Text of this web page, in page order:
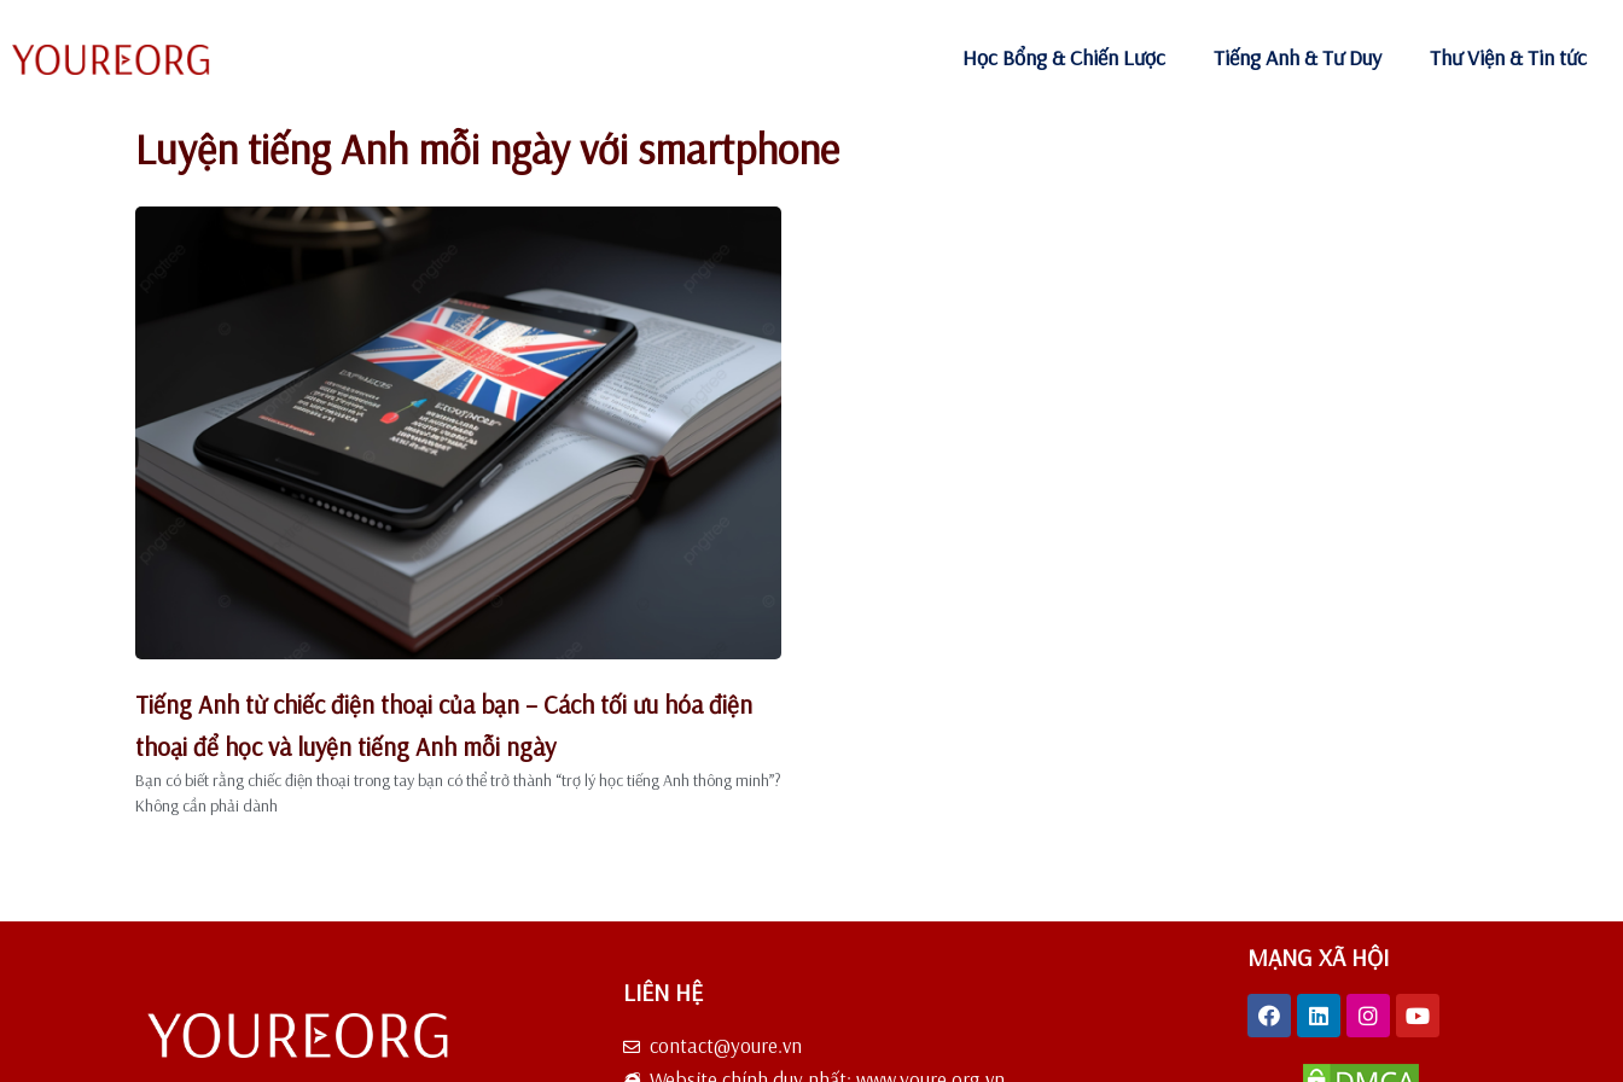
Chuyển
Học Bổng & Chiến Lược Tiếng Anh & Tư Duy Thư Viện & Tin tức
Luyện tiếng Anh mỗi ngày với smartphone
Tiếng Anh từ chiếc điện thoại của bạn – Cách tối ưu hóa điện
thoại để học và luyện tiếng Anh mỗi ngày
Bạn có biết rằng chiếc điện thoại trong tay bạn có thể trở thành “trợ lý học tiếng Anh thông minh”?
Không cần phải dành
LIÊN HỆ
contact@youre.vn
MẠNG XÃ HỘI